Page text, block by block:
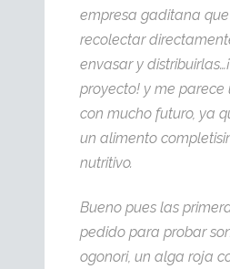
empresa gaditana
recolectar
envasar y
proyecto! y me parece
con mucho futuro, ya
un alimento
nutritivo.
Bueno pues las
pedido para probar
ogonori, un alga roja